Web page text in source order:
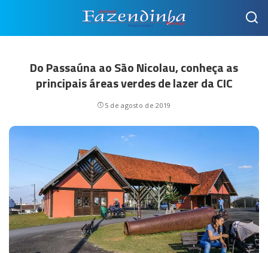
Do Passaúna ao São Nicolau, conheça as
principais áreas verdes de lazer da CIC
5 de agosto de 2019